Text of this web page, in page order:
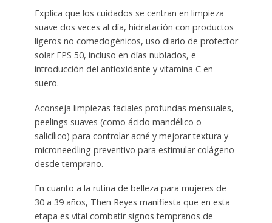
Explica que los cuidados se centran en limpieza
suave dos veces al día, hidratación con productos
ligeros no comedogénicos, uso diario de protector
solar FPS 50, incluso en días nublados, e
introducción del antioxidante y vitamina C en
suero.
Aconseja limpiezas faciales profundas mensuales,
peelings suaves (como ácido mandélico o
salicílico) para controlar acné y mejorar textura y
microneedling preventivo para estimular colágeno
desde temprano.
En cuanto a la rutina de belleza para mujeres de
30 a 39 años, Then Reyes manifiesta que en esta
etapa es vital combatir signos tempranos de